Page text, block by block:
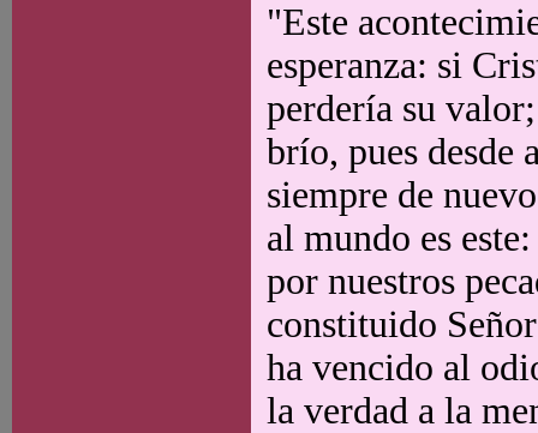
"Este
esperanza: si
perdería su
brío, pues desde
siempre de
al mundo es
por nuestros
constituido
ha vencido al
la verdad a la